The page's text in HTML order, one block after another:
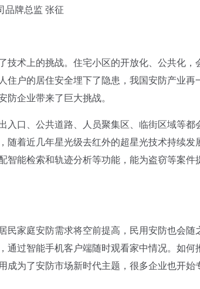
品牌总监 张征
术上的挑战。住宅小区的开放化、公共化，
住户的居住安全埋下了隐患，我国安防产业再
企业带来了巨大挑战。
口、公共道路、人员聚集区、临街区域等都
随着近几年星光级去红外的超星光技术持续发
智能检索和轨迹分析等功能，能为盗窃等案件
家庭安防需求将空前提高，民用安防也会随
通过智能手机客户端随时观看家中情况。如何
成为了安防市场新时代主题，很多企业也开始